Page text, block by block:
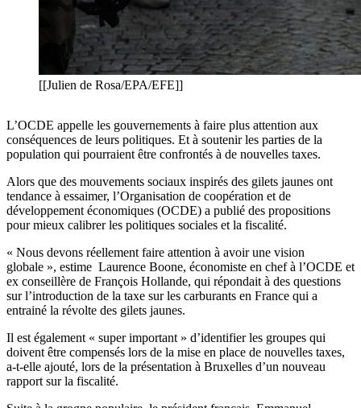
[[Julien de Rosa/EPA/EFE]]
L’OCDE appelle les gouvernements à faire plus attention aux
conséquences de leurs politiques. Et à soutenir les parties de la
population qui pourraient être confrontés à de nouvelles taxes.
Alors que des mouvements sociaux inspirés des gilets jaunes ont
tendance à essaimer, l’Organisation de coopération et de
développement économiques (OCDE) a publié des propositions
pour mieux calibrer les politiques sociales et la fiscalité.
« Nous devons réellement faire attention à avoir une vision
globale », estime Laurence Boone, économiste en chef à l’OCDE et
ex conseillère de François Hollande, qui répondait à des questions
sur l’introduction de la taxe sur les carburants en France qui a
entrainé la révolte des gilets jaunes.
Il est également « super important » d’identifier les groupes qui
doivent être compensés lors de la mise en place de nouvelles taxes,
a-t-elle ajouté, lors de la présentation à Bruxelles d’un nouveau
rapport sur la fiscalité.